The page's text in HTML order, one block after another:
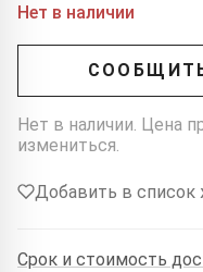
Нет в наличии
Нет в наличии. Цена
измениться.
Добавить в список
Срок и стоимость